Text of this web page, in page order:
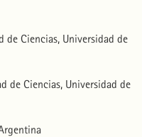
de Ciencias, Universidad de
de Ciencias, Universidad de